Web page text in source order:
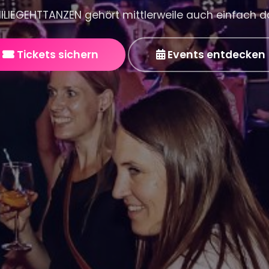
gehört mittlerweile auch einfach
Tickets sichern Events entdecken